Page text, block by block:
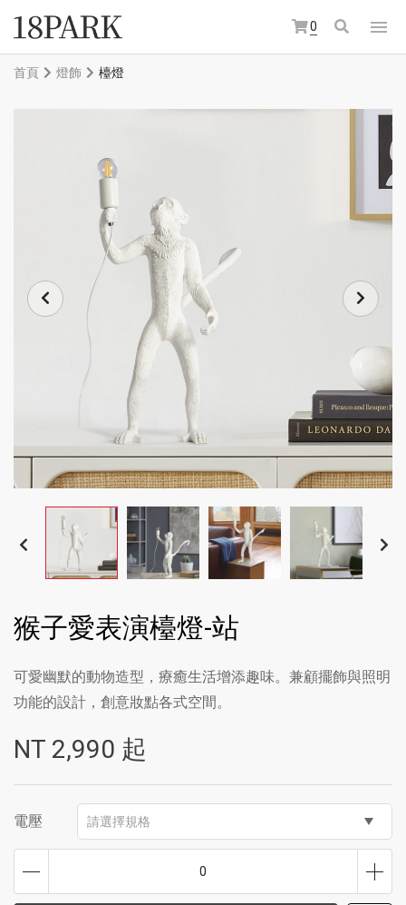
0
首頁 燈飾 檯燈
猴子愛表演檯燈-站
可愛幽默的動物造型，療癒生活增添趣味。兼顧擺飾與照明
功能的設計，創意妝點各式空間。
NT 2,990 起
電壓 請選擇規格
0